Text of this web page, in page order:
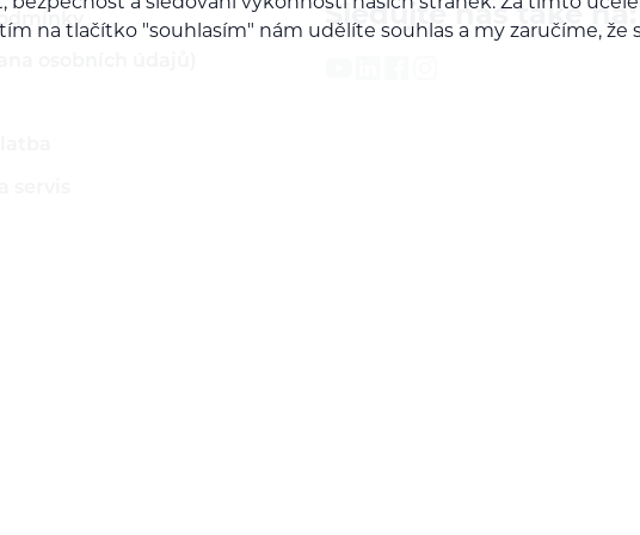
Sledujte nás také na:
na tlačítko "souhlasím" nám udělíte souhlas a my zaručíme,